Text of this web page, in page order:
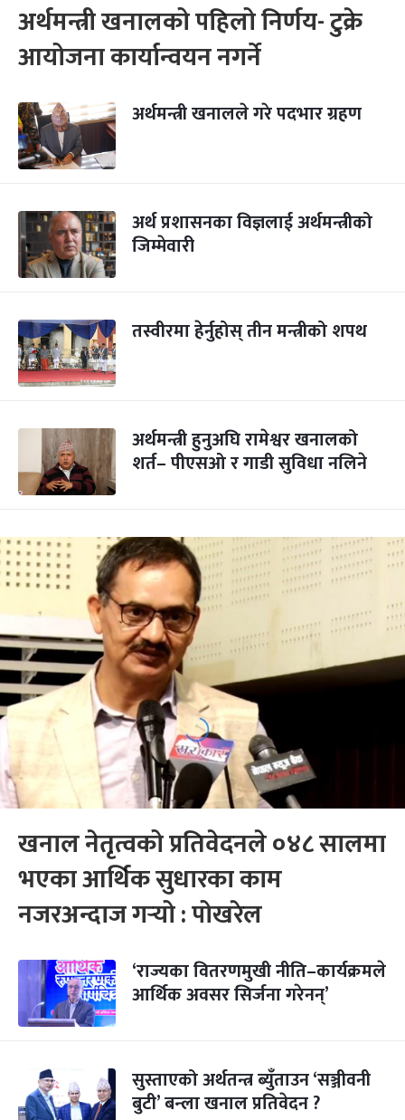
अर्थमन्त्री खनालको पहिलो निर्णय- टुक्रे
आयोजना कार्यान्वयन नगर्ने
अर्थमन्त्री खनालले गरे पदभार ग्रहण
अर्थ प्रशासनका विज्ञलाई अर्थमन्त्रीको
जिम्मेवारी
तस्वीरमा हेर्नुहोस् तीन मन्त्रीको शपथ
अर्थमन्त्री हुनुअघि रामेश्वर खनालको
शर्त– पीएसओ र गाडी सुविधा नलिने
खनाल नेतृत्वको प्रतिवेदनले ०४८ सालमा
भएका आर्थिक सुधारका काम
नजरअन्दाज गर्‍यो : पोखरेल
‘राज्यका वितरणमुखी नीति–कार्यक्रमले
आर्थिक अवसर सिर्जना गरेनन्’
सुस्ताएको अर्थतन्त्र ब्युँताउन ‘सञ्जीवनी
बुटी’ बन्ला खनाल प्रतिवेदन ?